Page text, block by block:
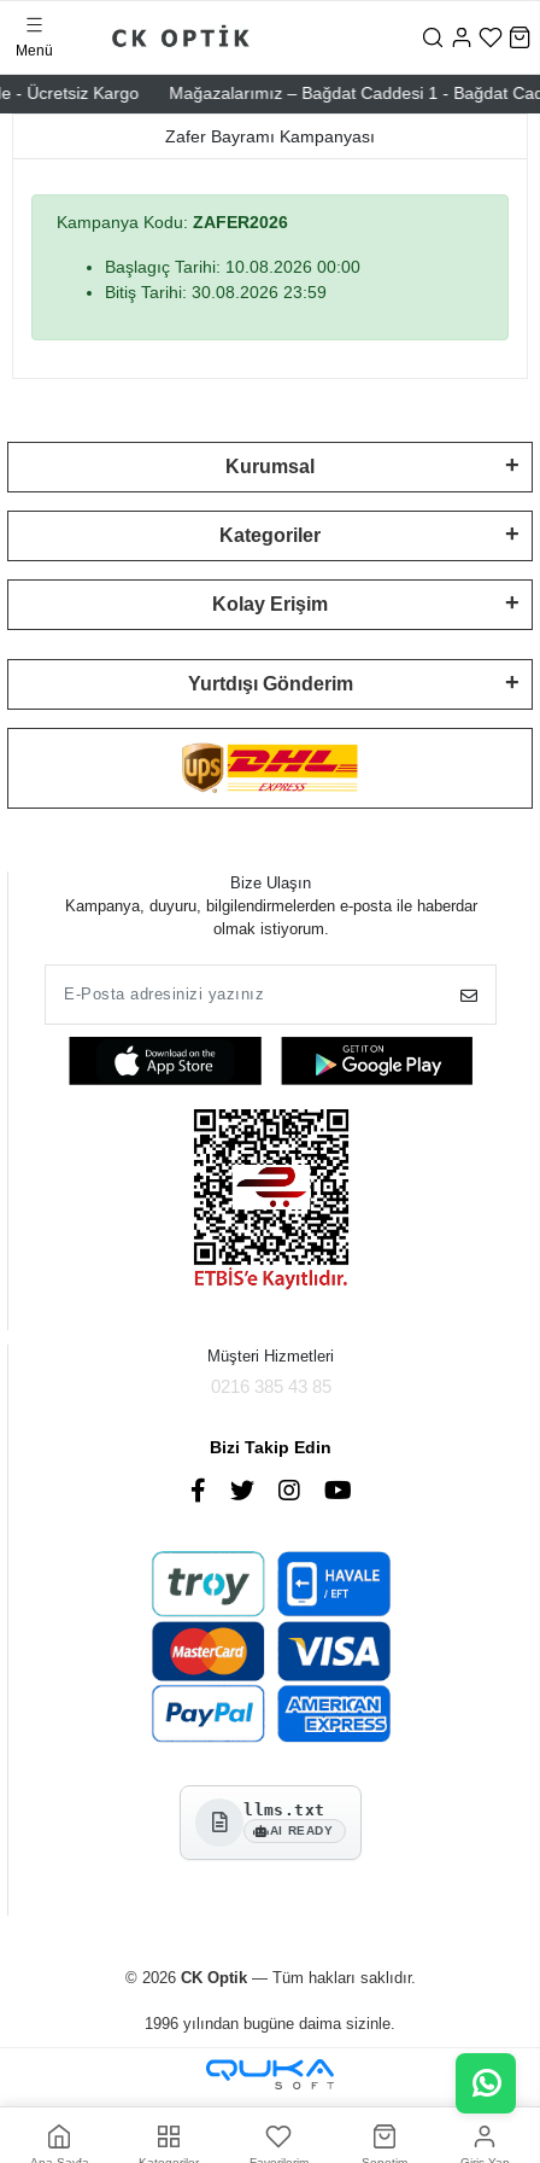
- Ücretsiz Kargo Mağazalarımız – Bağdat Caddesi 1 - Bağdat
Menü
Zafer Bayramı Kampanyası
Kampanya Kodu: ZAFER2026
Başlagıç Tarihi: 10.08.2026 00:00
Bitiş Tarihi: 30.08.2026 23:59
Kurumsal
Kategoriler
Kolay Erişim
Yurtdışı Gönderim
Bize Ulaşın
Kampanya, duyuru, bilgilendirmelerden e-posta ile haberdar
olmak istiyorum.
Müşteri Hizmetleri
0216 385 43 85
Bizi Takip Edin
llms.txt
AI READY
© 2026 CK Optik— Tüm hakları saklıdır.
1996 yılından bugüne daima sizinle.